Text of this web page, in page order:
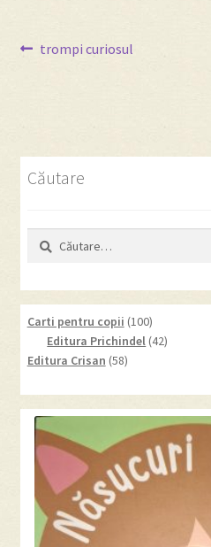
Navigare
Articolul
trompi curiosul
Căutare
Caută
după:
Carti pentru copii 100100
products
Editura Prichindel 4242
Editura Crisan 5858